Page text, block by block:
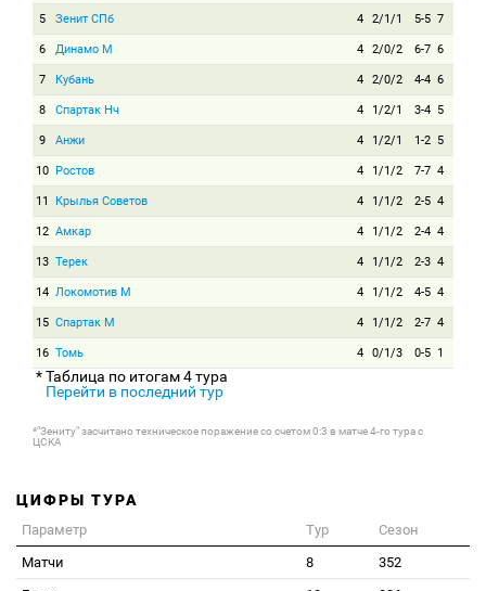
5 Зенит СПб 4 2/1/1 5-5 7
6 Динамо М 4 2/0/2 6-7 6
7 Кубань 4 2/0/2 4-4 6
8 Спартак Нч 4 1/2/1 3-4 5
9 Анжи 4 1/2/1 1-2 5
10 Ростов 4 1/1/2 7-7 4
11 Крылья Советов 4 1/1/2 2-5 4
12 Амкар 4 1/1/2 2-4 4
13 Терек 4 1/1/2 2-3 4
14 Локомотив М 4 1/1/2 4-5 4
15 Спартак М 4 1/1/2 2-7 4
16 Томь 4 0/1/3 0-5 1
* Таблица по итогам 4 тура
Перейти в последний тур
*"Зениту" засчитано техническое поражение со счетом 0:3 в матче 4-го тура с
ЦСКА
ЦИФРЫ ТУРА
Параметр Тур
Сезон
Матчи
8
352